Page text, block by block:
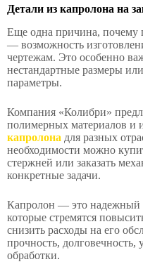
Детали из капролона на
Еще одна причина, почему
— возможность
чертежам. Это особенно
нестандартные размеры
параметры.
Компания «Колибри»
полимерных материалов и
капролона для разных
необходимости можно
стержней или заказать
конкретные задачи.
Капролон — это надежный
которые стремятся
снизить расходы на его
прочность, долговечность,
обработки.